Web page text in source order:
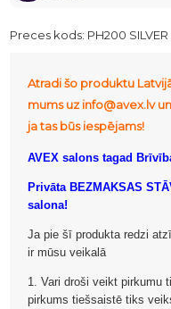
Preces kods: PH200 SILVER
Atradi šo produktu
mums uz info@avex.lv
ja tas būs iespējams!
AVEX salons tagad
Privāta BEZMAKSAS
salona!
Ja pie šī produkta redzi
ir mūsu veikalā
1. Vari droši veikt pirkumu
pirkums tiešsaistē tiks